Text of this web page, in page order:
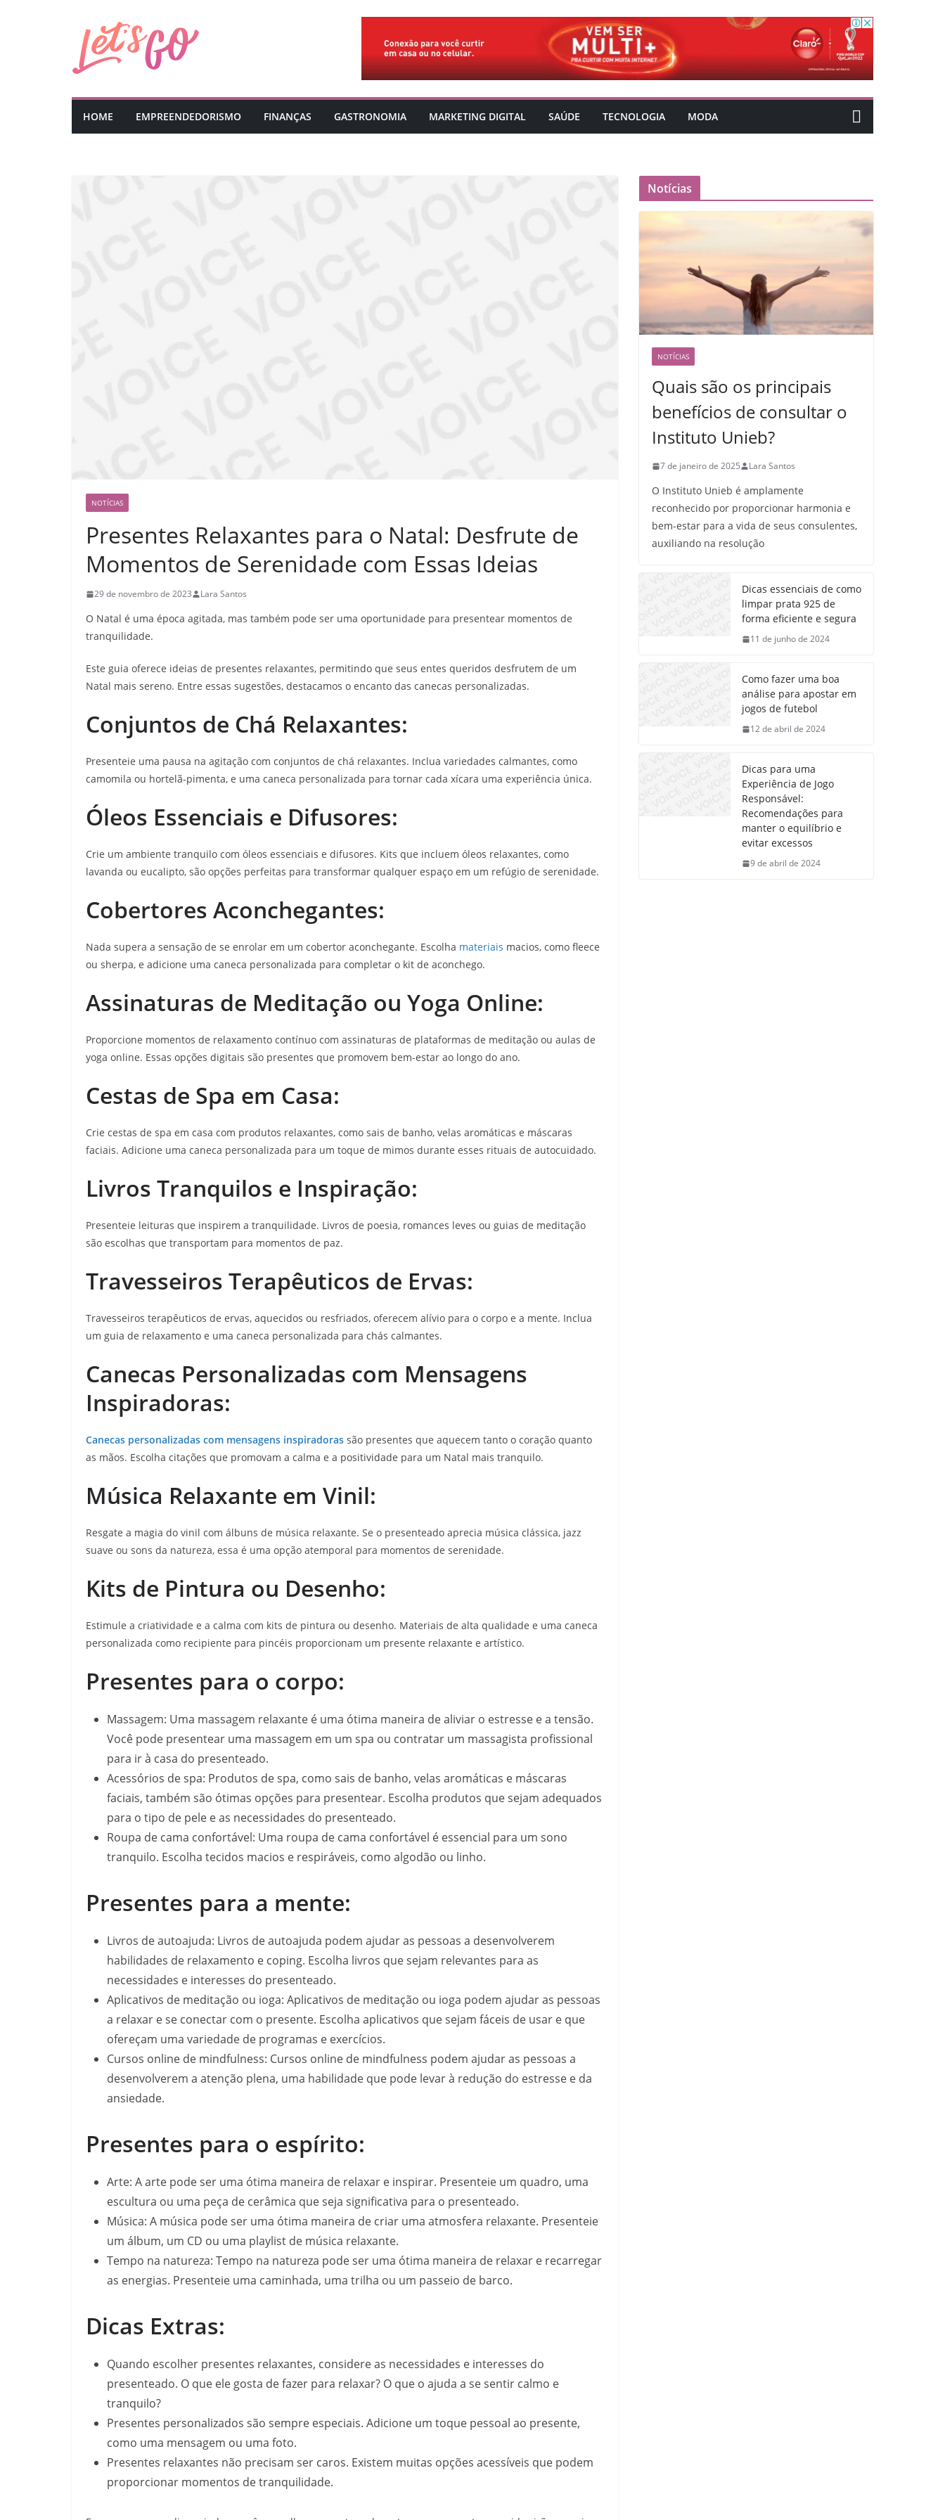
HOME EMPREENDEDORISMO FINANÇAS GASTRONOMIA MARKETING DIGITAL SAÚDE TECNOLOGIA MODA
NOTÍCIAS
Presentes Relaxantes para o Natal: Desfrute de
Momentos de Serenidade com Essas Ideias
29 de novembro de 2023 Lara Santos
O Natal é uma época agitada, mas também pode ser uma oportunidade para presentear momentos de
tranquilidade.
Este guia oferece ideias de presentes relaxantes, permitindo que seus entes queridos desfrutem de um
Natal mais sereno. Entre essas sugestões, destacamos o encanto das canecas personalizadas.
Conjuntos de Chá Relaxantes:
Presenteie uma pausa na agitação com conjuntos de chá relaxantes. Inclua variedades calmantes, como
camomila ou hortelã-pimenta, e uma caneca personalizada para tornar cada xícara uma experiência única.
Óleos Essenciais e Difusores:
Crie um ambiente tranquilo com óleos essenciais e difusores. Kits que incluem óleos relaxantes, como
lavanda ou eucalipto, são opções perfeitas para transformar qualquer espaço em um refúgio de serenidade.
Cobertores Aconchegantes:
Nada supera a sensação de se enrolar em um cobertor aconchegante. Escolha materiais macios, como fleece
ou sherpa, e adicione uma caneca personalizada para completar o kit de aconchego.
Assinaturas de Meditação ou Yoga Online:
Proporcione momentos de relaxamento contínuo com assinaturas de plataformas de meditação ou aulas de
yoga online. Essas opções digitais são presentes que promovem bem-estar ao longo do ano.
Cestas de Spa em Casa:
Crie cestas de spa em casa com produtos relaxantes, como sais de banho, velas aromáticas e máscaras
faciais. Adicione uma caneca personalizada para um toque de mimos durante esses rituais de autocuidado.
Livros Tranquilos e Inspiração:
Presenteie leituras que inspirem a tranquilidade. Livros de poesia, romances leves ou guias de meditação
são escolhas que transportam para momentos de paz.
Travesseiros Terapêuticos de Ervas:
Travesseiros terapêuticos de ervas, aquecidos ou resfriados, oferecem alívio para o corpo e a mente. Inclua
um guia de relaxamento e uma caneca personalizada para chás calmantes.
Canecas Personalizadas com Mensagens
Inspiradoras:
Canecas personalizadas com mensagens inspiradoras são presentes que aquecem tanto o coração quanto
as mãos. Escolha citações que promovam a calma e a positividade para um Natal mais tranquilo.
Música Relaxante em Vinil:
Resgate a magia do vinil com álbuns de música relaxante. Se o presenteado aprecia música clássica, jazz
suave ou sons da natureza, essa é uma opção atemporal para momentos de serenidade.
Kits de Pintura ou Desenho:
Estimule a criatividade e a calma com kits de pintura ou desenho. Materiais de alta qualidade e uma caneca
personalizada como recipiente para pincéis proporcionam um presente relaxante e artístico.
Presentes para o corpo:
Massagem: Uma massagem relaxante é uma ótima maneira de aliviar o estresse e a tensão.
Você pode presentear uma massagem em um spa ou contratar um massagista profissional
para ir à casa do presenteado.
Acessórios de spa: Produtos de spa, como sais de banho, velas aromáticas e máscaras
faciais, também são ótimas opções para presentear. Escolha produtos que sejam adequados
para o tipo de pele e as necessidades do presenteado.
Roupa de cama confortável: Uma roupa de cama confortável é essencial para um sono
tranquilo. Escolha tecidos macios e respiráveis, como algodão ou linho.
Presentes para a mente:
Livros de autoajuda: Livros de autoajuda podem ajudar as pessoas a desenvolverem
habilidades de relaxamento e coping. Escolha livros que sejam relevantes para as
necessidades e interesses do presenteado.
Aplicativos de meditação ou ioga: Aplicativos de meditação ou ioga podem ajudar as pessoas
a relaxar e se conectar com o presente. Escolha aplicativos que sejam fáceis de usar e que
ofereçam uma variedade de programas e exercícios.
Cursos online de mindfulness: Cursos online de mindfulness podem ajudar as pessoas a
desenvolverem a atenção plena, uma habilidade que pode levar à redução do estresse e da
ansiedade.
Presentes para o espírito:
Arte: A arte pode ser uma ótima maneira de relaxar e inspirar. Presenteie um quadro, uma
escultura ou uma peça de cerâmica que seja significativa para o presenteado.
Música: A música pode ser uma ótima maneira de criar uma atmosfera relaxante. Presenteie
um álbum, um CD ou uma playlist de música relaxante.
Tempo na natureza: Tempo na natureza pode ser uma ótima maneira de relaxar e recarregar
as energias. Presenteie uma caminhada, uma trilha ou um passeio de barco.
Dicas Extras:
Quando escolher presentes relaxantes, considere as necessidades e interesses do
presenteado. O que ele gosta de fazer para relaxar? O que o ajuda a se sentir calmo e
tranquilo?
Presentes personalizados são sempre especiais. Adicione um toque pessoal ao presente,
como uma mensagem ou uma foto.
Presentes relaxantes não precisam ser caros. Existem muitas opções acessíveis que podem
proporcionar momentos de tranquilidade.
Notícias
NOTÍCIAS
Quais são os principais
benefícios de consultar o
Instituto Unieb?
7 de janeiro de 2025 Lara Santos
O Instituto Unieb é amplamente
reconhecido por proporcionar harmonia e
bem-estar para a vida de seus consulentes,
auxiliando na resolução
Dicas essenciais de como
limpar prata 925 de
forma eficiente e segura
11 de junho de 2024
Como fazer uma boa
análise para apostar em
jogos de futebol
12 de abril de 2024
Dicas para uma
Experiência de Jogo
Responsável:
Recomendações para
manter o equilíbrio e
evitar excessos
9 de abril de 2024